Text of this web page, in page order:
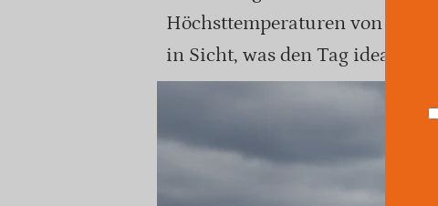
Höchsttemperaturen von bis
in Sicht, was den Tag ideal